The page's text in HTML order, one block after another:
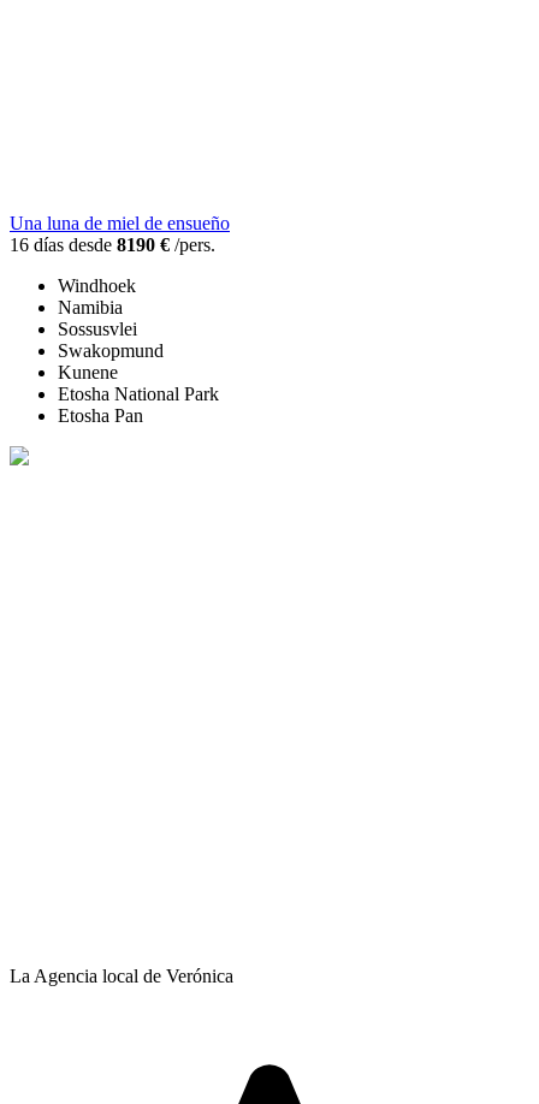
Una luna de miel de ensueño
16 días desde 8190 € /pers.
Windhoek
Namibia
Sossusvlei
Swakopmund
Kunene
Etosha National Park
Etosha Pan
La Agencia local de Verónica